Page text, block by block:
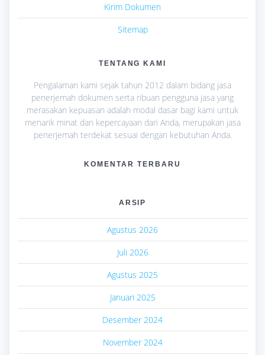
Kirim Dokumen
Sitemap
TENTANG KAMI
Pengalaman kami sejak tahun 2012 dalam bidang jasa
penerjemah dokumen serta ribuan pengguna jasa yang
merasakan kepuasan adalah modal dasar bagi kami untuk
menarik minat dan kepercayaan dari Anda, merupakan jasa
penerjemah terdekat sesuai dengan kebutuhan Anda.
KOMENTAR TERBARU
ARSIP
Agustus 2026
Juli 2026
Agustus 2025
Januari 2025
Desember 2024
November 2024